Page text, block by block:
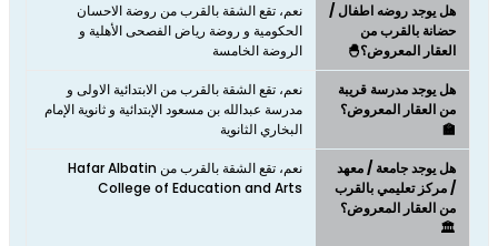
هل يوجد روضه اطفال /
حضانة بالقرب من
العقار المعروض؟🐣
نعم، تقع الشقة بالقرب من روضة الاحسان
الحكومية و روضة رياض الفصحى الأهلية و
الروضة الخامسة
هل يوجد مدرسة قريبة
من العقار المعروض؟
🏫
نعم، تقع الشقة بالقرب من الابتدائية الاولى و
مدرسة عبدالله بن مسعود الإبتدائية و ثانوية الإمام
البخاري الثانوية
هل يوجد جامعة / معهد
/ مركز تعليمي بالقرب
من العقار المعروض؟
🏛️
نعم، تقع الشقة بالقرب من Hafar Albatin
College of Education and Arts